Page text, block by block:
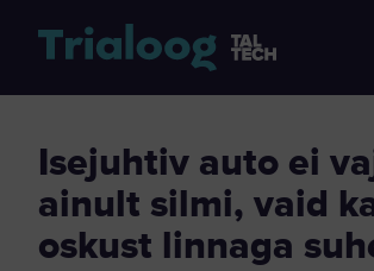
Isejuhtiv auto ei vaja
ainult silmi, vaid
oskust linnaga